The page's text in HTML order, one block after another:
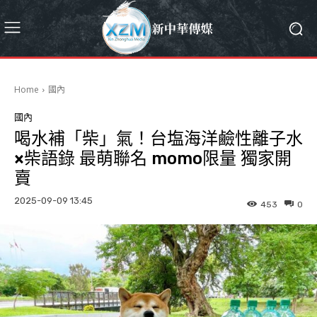
Home 國內
國內
喝水補「柴」氣！台塩海洋鹼性離子水
×柴語錄 最萌聯名 momo限量 獨家開
賣
2025-09-09 13:45 0
453